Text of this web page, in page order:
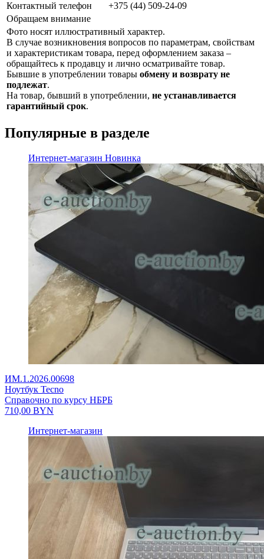
Контактный телефон
+375 (44) 509-24-09
Обращаем внимание
Фото носят иллюстративный характер.
В случае возникновения вопросов по параметрам, свойствам
и характеристикам товара, перед оформлением заказа –
обращайтесь к продавцу и лично осматривайте товар.
Бывшие в употреблении товары обмену и возврату не
подлежат.
На товар, бывший в употреблении, не устанавливается
гарантийный срок.
Популярные в разделе
Интернет-магазин Новинка
ИМ.1.2026.00698
Ноутбук Tecno
Справочно по курсу НБРБ
710,00 BYN
Интернет-магазин